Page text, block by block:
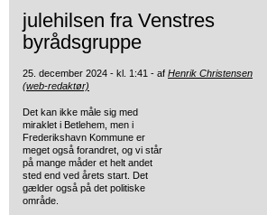
julehilsen fra Venstres
byrådsgruppe
25. december 2024 - kl. 1:41 - af Henrik Christensen
(web-redaktør)
Det kan ikke måle sig med
miraklet i Betlehem, men i
Frederikshavn Kommune er
meget også forandret, og vi står
på mange måder et helt andet
sted end ved årets start. Det
gælder også på det politiske
område.